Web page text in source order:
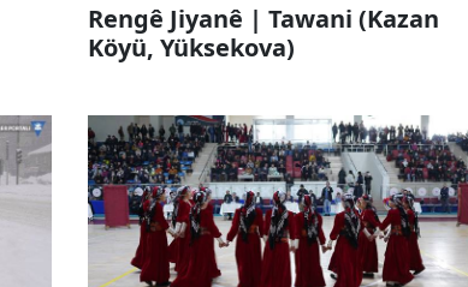
Rengê Jiyanê | Tawani (Kazan
Köyü, Yüksekova)